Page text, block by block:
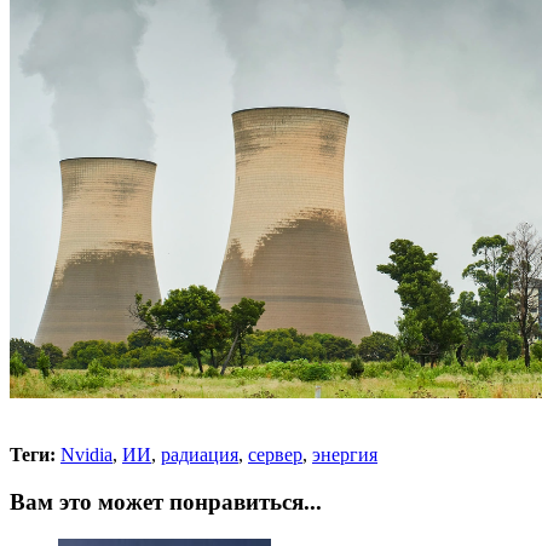
Теги: Nvidia, ИИ, радиация, сервер, энергия
Вам это может понравиться...